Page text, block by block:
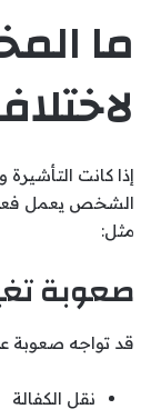
ما
إذا كانت
الشخص يعمل
مثل:
صعوبة
قد تواجه صعوبة
نقل الكفالة